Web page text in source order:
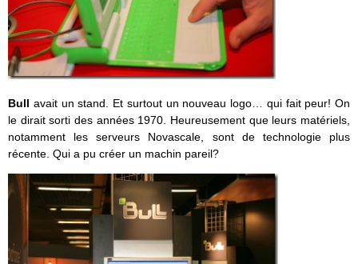
Bull avait un stand. Et surtout un nouveau logo… qui fait peur! On
le dirait sorti des années 1970. Heureusement que leurs matériels,
notamment les serveurs Novascale, sont de technologie plus
récente. Qui a pu créer un machin pareil?